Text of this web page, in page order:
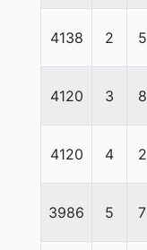
4138 2 5
4120 3 8
4120 4 2
3986 5 7